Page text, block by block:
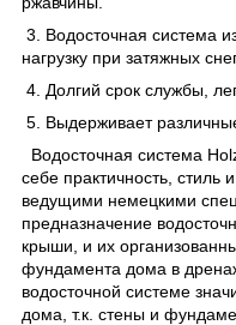
3. Водосточная система
нагрузку при затяжных
4. Долгий срок службы,
5. Выдерживает
Водосточная система
себе практичность, стиль
ведущими немецкими
предназначение
крыши, и их
фундамента дома в
водосточной системе
дома, т.к. стены и